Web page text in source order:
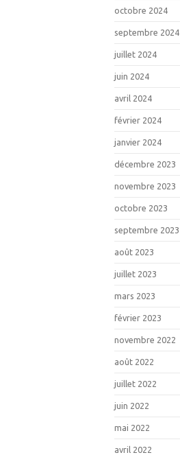
octobre 2024
septembre 2024
juillet 2024
juin 2024
avril 2024
février 2024
janvier 2024
décembre 2023
novembre 2023
octobre 2023
septembre 2023
août 2023
juillet 2023
mars 2023
février 2023
novembre 2022
août 2022
juillet 2022
juin 2022
mai 2022
avril 2022